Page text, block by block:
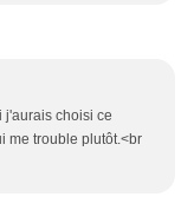
j'aurais choisi ce
me trouble plutôt.<br